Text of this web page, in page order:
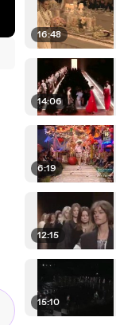
16:48
14:06
6:19
12:15
15:10